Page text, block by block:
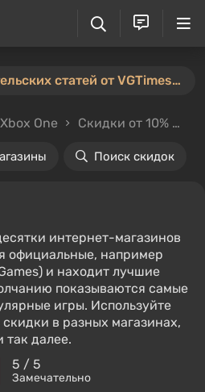
⚡️ Конкурс пользовательских статей от VGTimes продлён — участвуйте тут ⚡️
One Скидки от 10%
Поиск скидок
интернет-магазинов
официальные, например
и находит лучшие
показываются самые
игры. Используйте
в разных магазинах,
так далее.
5 / 5
Замечательно